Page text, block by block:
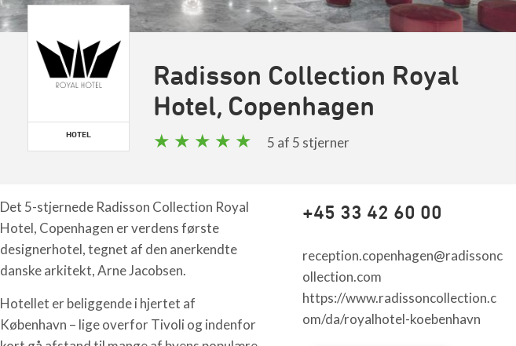
HOTEL
Radisson Collection Royal
Hotel, Copenhagen
5 af 5 stjerner
Det 5-stjernede Radisson Collection Royal
Hotel, Copenhagen er verdens første
designerhotel, tegnet af den anerkendte
danske arkitekt, Arne Jacobsen.
Hotellet er beliggende i hjertet af
København – lige overfor Tivoli og indenfor
+45 33 42 60 00
reception.copenhagen@radissonc
ollection.com
https://www.radissoncollection.c
om/da/royalhotel-koebenhavn